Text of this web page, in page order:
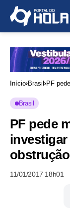
Início Brasil
PF
Brasil
PF pede
11/01/2017 18h01